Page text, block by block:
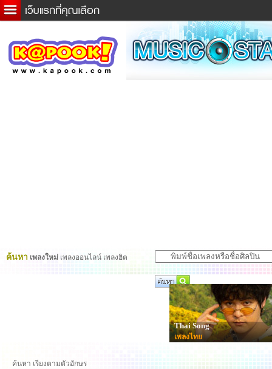
ข่าวด่วน
ละคร
ค้นหา เพลงใหม่ เพลงออนไลน์ เพลงฮิต
Thai Song
เพลงไทย
ค้นหา เรียงตามตัวอักษร